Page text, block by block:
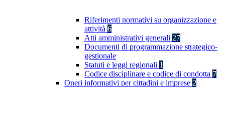
Riferimenti normativi su organizzazione e
attività 6
Atti amministrativi generali 27
Documenti di programmazione strategico-
gestionale
Statuti e leggi regionali 1
Codice disciplinare e codice di condotta 7
Oneri informativi per cittadini e imprese 2